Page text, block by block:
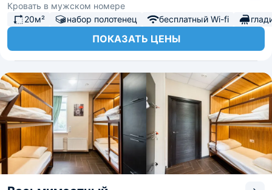
Кровать в мужском номере
20м²
набор полотенец бесплатный Wi-fi
ПОКАЗАТЬ ЦЕНЫ